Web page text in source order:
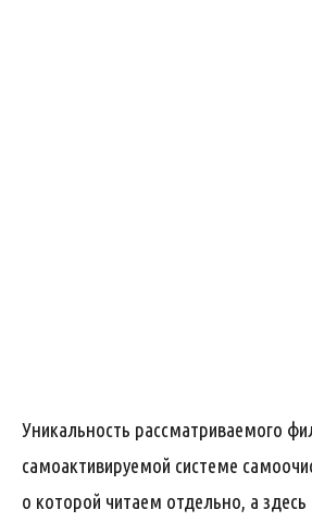
Уникальность рассматриваемого
самоактивируемой системе
о которой читаем отдельно, а